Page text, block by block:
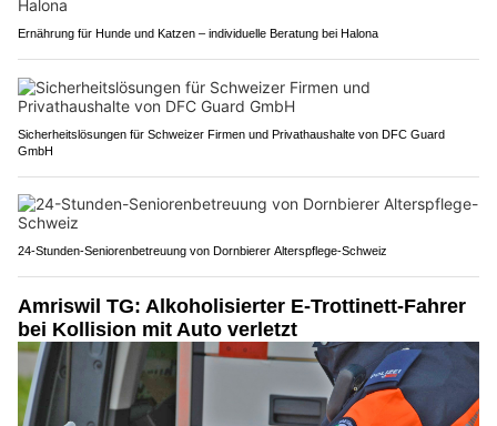
Ernährung für Hunde und Katzen – individuelle Beratung bei Halona
Sicherheitslösungen für Schweizer Firmen und Privathaushalte von DFC Guard
GmbH
24-Stunden-Seniorenbetreuung von Dornbierer Alterspflege-Schweiz
Amriswil TG: Alkoholisierter E-Trottinett-Fahrer
bei Kollision mit Auto verletzt